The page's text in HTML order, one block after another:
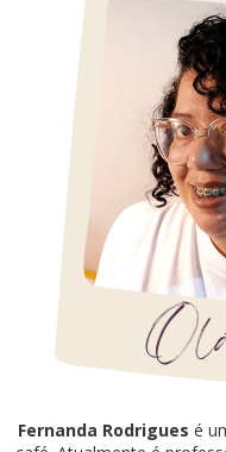
Fernanda Rodrigues é